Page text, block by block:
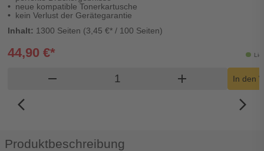
neue kompatible Tonerkartusche
kein Verlust der Gerätegarantie
Inhalt: 1300 Seiten (3,45 €* / 100 Seiten)
44,90 €*
remove Produkt Warenkorb Menge
add In den
arrow_back_ios_new arrow_forward_ios
Produktbeschreibung